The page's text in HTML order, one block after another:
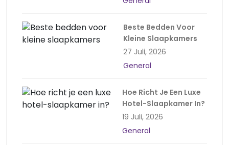
Beste Bedden Voor
Kleine Slaapkamers
27 Juli, 2026
General
Hoe Richt Je Een Luxe
Hotel-Slaapkamer In?
19 Juli, 2026
General